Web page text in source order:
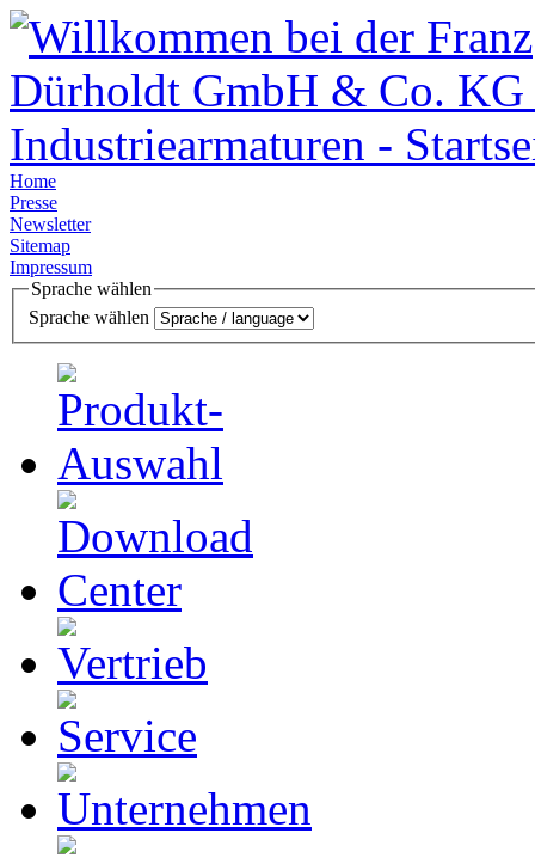
Home
Presse
Newsletter
Sitemap
Impressum
Sprache wählen
Sprache wählen